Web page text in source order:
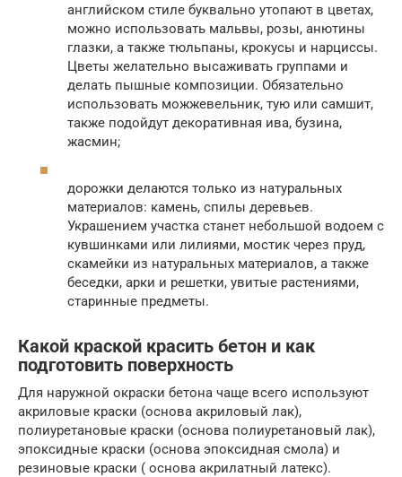
английском стиле буквально утопают в цветах,
можно использовать мальвы, розы, анютины
глазки, а также тюльпаны, крокусы и нарциссы.
Цветы желательно высаживать группами и
делать пышные композиции. Обязательно
использовать можжевельник, тую или самшит,
также подойдут декоративная ива, бузина,
жасмин;
дорожки делаются только из натуральных
материалов: камень, спилы деревьев.
Украшением участка станет небольшой водоем с
кувшинками или лилиями, мостик через пруд,
скамейки из натуральных материалов, а также
беседки, арки и решетки, увитые растениями,
старинные предметы.
Какой краской красить бетон и как
подготовить поверхность
Для наружной окраски бетона чаще всего используют
акриловые краски (основа акриловый лак),
полиуретановые краски (основа полиуретановый лак),
эпоксидные краски (основа эпоксидная смола) и
резиновые краски ( основа акрилатный латекс).